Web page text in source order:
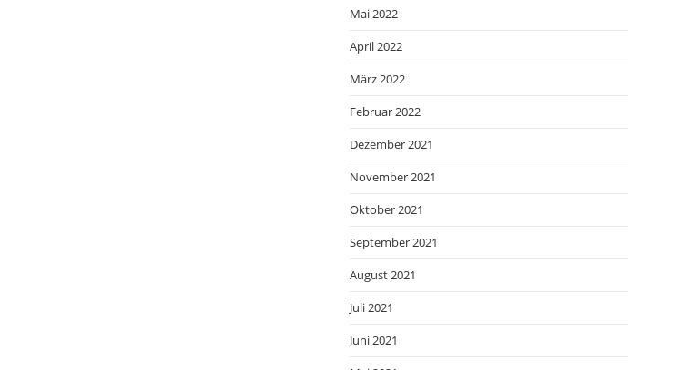
Mai 2022
April 2022
März 2022
Februar 2022
Dezember 2021
November 2021
Oktober 2021
September 2021
August 2021
Juli 2021
Juni 2021